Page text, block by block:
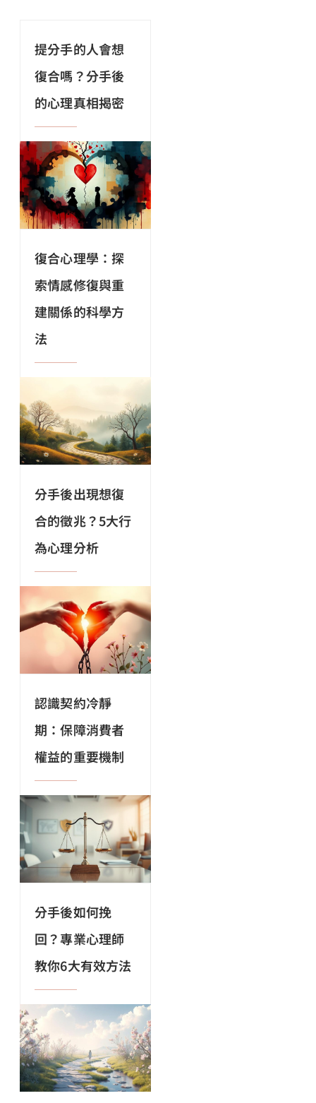
提分手的人會想
復合嗎？分手後
的心理真相揭密
復合心理學：探
索情感修復與重
建關係的科學方
法
分手後出現想復
合的徵兆？5大行
為心理分析
認識契約冷靜
期：保障消費者
權益的重要機制
分手後如何挽
回？專業心理師
教你6大有效方法